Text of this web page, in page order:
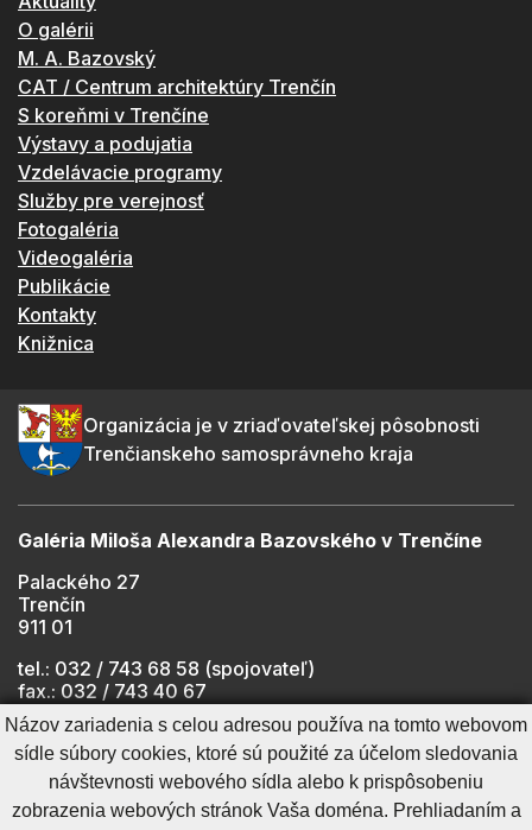
O galérii
M. A. Bazovský
CAT / Centrum architektúry Trenčín
S koreňmi v Trenčíne
Výstavy a podujatia
Vzdelávacie programy
Služby pre verejnosť
Fotogaléria
Videogaléria
Publikácie
Kontakty
Knižnica
Organizácia je v zriaďovateľskej pôsobnosti
Trenčianskeho samosprávneho kraja
Galéria Miloša Alexandra Bazovského v Trenčíne
Palackého 27
Trenčín
911 01
tel.: 032 / 743 68 58 (spojovateľ)
fax.: 032 / 743 40 67
e-mail:
info@gmab.sk
Cookies nastavenie
Ochrana osobných údajov
Cookies - viac informácií
Vyhlásenie o prístupnosti
Názov zariadenia s celou adresou používa na tomto webovom
sídle súbory cookies, ktoré sú použité za účelom sledovania
návštevnosti webového sídla alebo k prispôsobeniu
zobrazenia webových stránok Vaša doména. Prehliadaním a